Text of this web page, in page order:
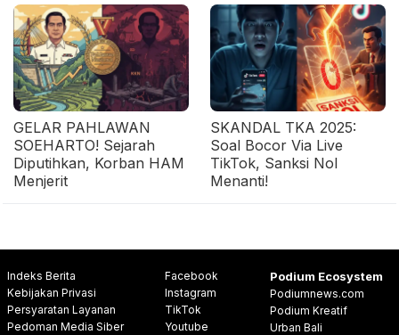
GELAR PAHLAWAN
SOEHARTO! Sejarah
Diputihkan, Korban HAM
Menjerit
SKANDAL TKA 2025:
Soal Bocor Via Live
TikTok, Sanksi Nol
Menanti!
Indeks Berita
Kebijakan Privasi
Persyaratan Layanan
Pedoman Media Siber
Facebook
Instagram
TikTok
Youtube
Podium Ecosystem
Podiumnews.com
Podium Kreatif
Urban Bali